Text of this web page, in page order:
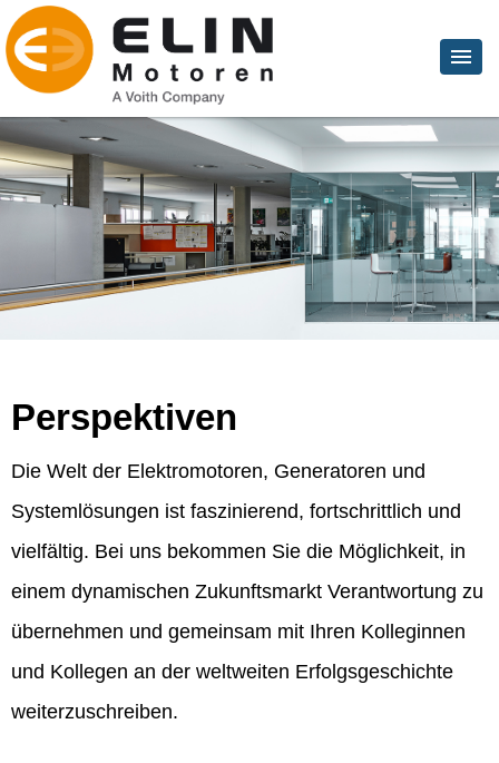
Perspektiven
Die Welt der Elektromotoren, Generatoren und
Systemlösungen ist faszinierend, fortschrittlich und
vielfältig. Bei uns bekommen Sie die Möglichkeit, in
einem dynamischen Zukunftsmarkt Verantwortung zu
übernehmen und gemeinsam mit Ihren Kolleginnen
und Kollegen an der weltweiten Erfolgsgeschichte
weiterzuschreiben.